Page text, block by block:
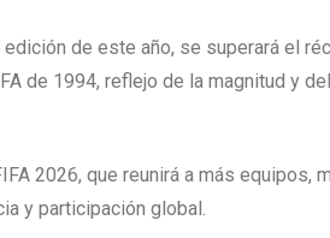
de este año, se superará el
de 1994, reflejo de la magnitud y
2026, que reunirá a más equipos,
y participación global.